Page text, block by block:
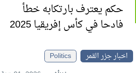
حكم يعترف بارتكابه خطأ
فادحا في كأس إفريقيا 2025
اخبار جزر القمر
Politics